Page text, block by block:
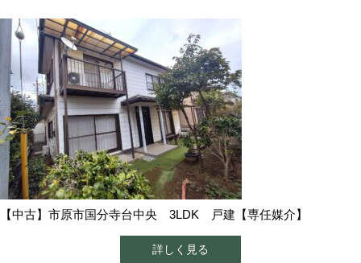
【中古】市原市国分寺台中央 3LDK 戸建【専任媒介】
詳しく見る